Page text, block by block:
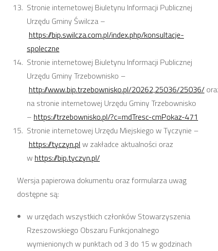
Stronie internetowej Biuletynu Informacji Publicznej
Urzędu Gminy Świlcza –
https://bip.swilcza.com.pl/index.php/konsultacje-
spoleczne
Stronie internetowej Biuletynu Informacji Publicznej
Urzędu Gminy Trzebownisko –
http://www.bip.trzebownisko.pl/20262,25036/25036/
na stronie internetowej Urzędu Gminy Trzebownisko
– https://trzebownisko.pl/?c=mdTresc-cmPokaz-471
Stronie internetowej Urzędu Miejskiego w Tyczynie –
https://tyczyn.pl w zakładce aktualności oraz
w https://bip.tyczyn.pl/
Wersja papierowa dokumentu oraz formularza uwag
dostępne są:
w urzędach wszystkich członków Stowarzyszenia
Rzeszowskiego Obszaru Funkcjonalnego
wymienionych w punktach od 3 do 15 w godzinach